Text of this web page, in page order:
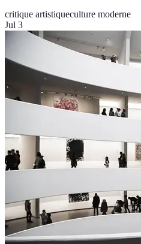
critique artistiqueculture moderne
Jul 3